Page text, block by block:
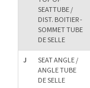
SEATTUBE /
DIST. BOITIER -
SOMMET TUBE
DE SELLE
J
SEAT ANGLE /
ANGLE TUBE
DE SELLE